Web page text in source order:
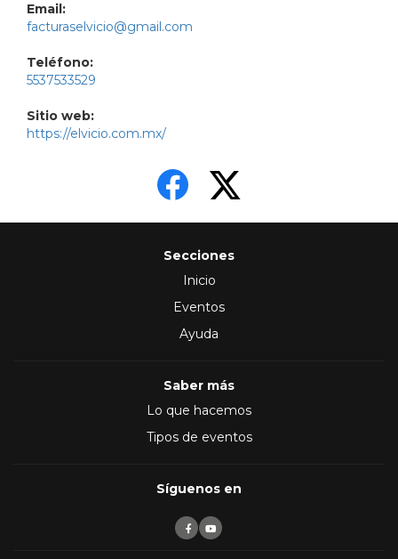
Email:
facturaselvicio@gmail.com
Teléfono:
5537533529
Sitio web:
https://elvicio.com.mx/
Secciones
Inicio
Eventos
Ayuda
Saber más
Lo que hacemos
Tipos de eventos
Síguenos en